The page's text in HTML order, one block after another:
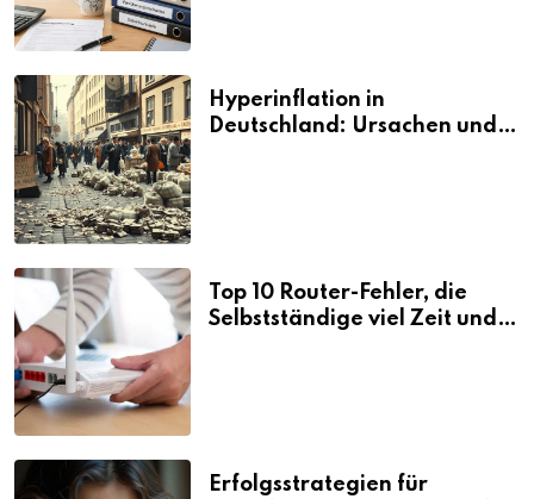
Hyperinflation in
Deutschland: Ursachen und
Top 10 Router-Fehler, die
Selbstständige viel Zeit und
Erfolgsstrategien für